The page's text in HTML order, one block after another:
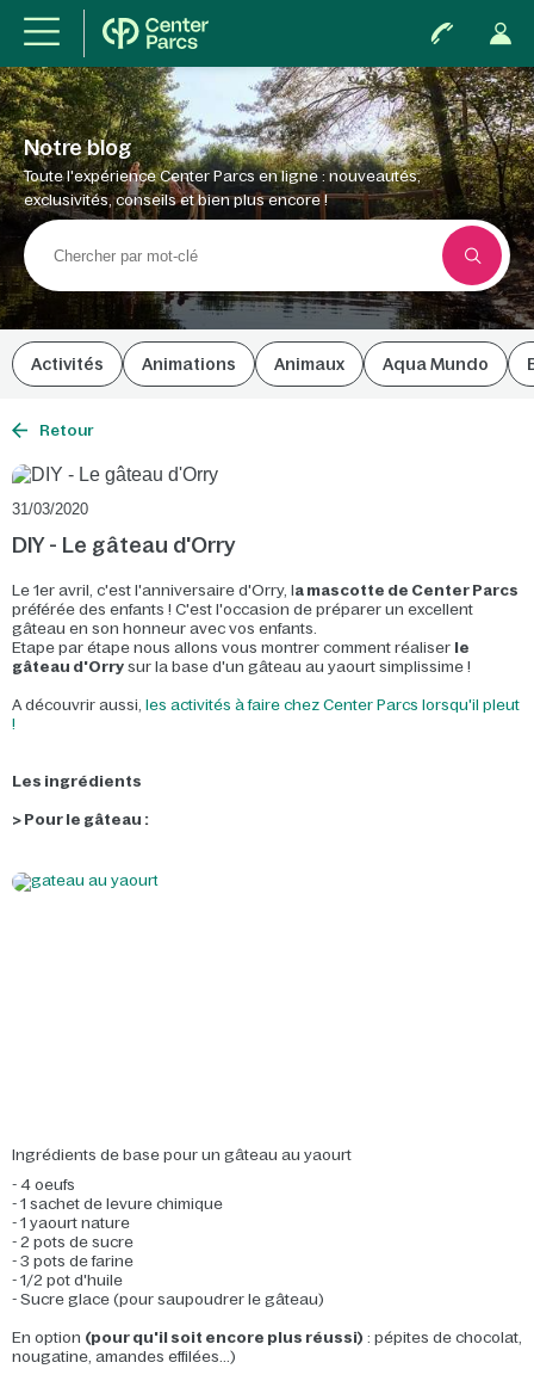
Notre blog
Toute l'expérience Center Parcs en ligne : nouveautés,
exclusivités, conseils et bien plus encore !
Activités Animations Animaux Aqua Mundo
Retour
31/03/2020
DIY - Le gâteau d'Orry
Le 1er avril, c'est l'anniversaire d'Orry, la mascotte de Center Parcs
préférée des enfants ! C'est l'occasion de préparer un excellent
gâteau en son honneur avec vos enfants.
Etape par étape nous allons vous montrer comment réaliser le
gâteau d'Orry sur la base d'un gâteau au yaourt simplissime !
A découvrir aussi, les activités à faire chez Center Parcs lorsqu'il pleut
!
Les ingrédients
> Pour le gâteau :
Ingrédients de base pour un gâteau au yaourt
- 4 oeufs
- 1 sachet de levure chimique
- 1 yaourt nature
- 2 pots de sucre
- 3 pots de farine
- 1/2 pot d'huile
- Sucre glace (pour saupoudrer le gâteau)
En option (pour qu'il soit encore plus réussi) : pépites de chocolat,
nougatine, amandes effilées...)